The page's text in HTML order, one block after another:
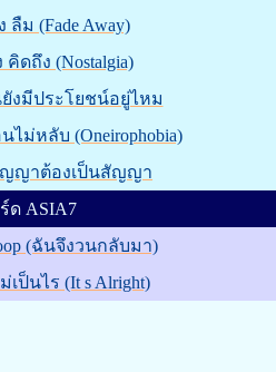
ลืม (Fade Away)
ดถึง (Nostalgia)
งมีประโยชน์อยู่ไหม
ไม่หลับ (Oneirophobia)
ญญาต้องเป็นสัญญา
ด ASIA7
(ฉันจึงวนกลับมา)
เป็นไร (It s Alright)